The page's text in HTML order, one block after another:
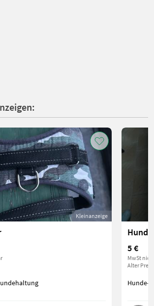
Kleinanzeige
5 €
MwSt
Alter Preis
Hunde-